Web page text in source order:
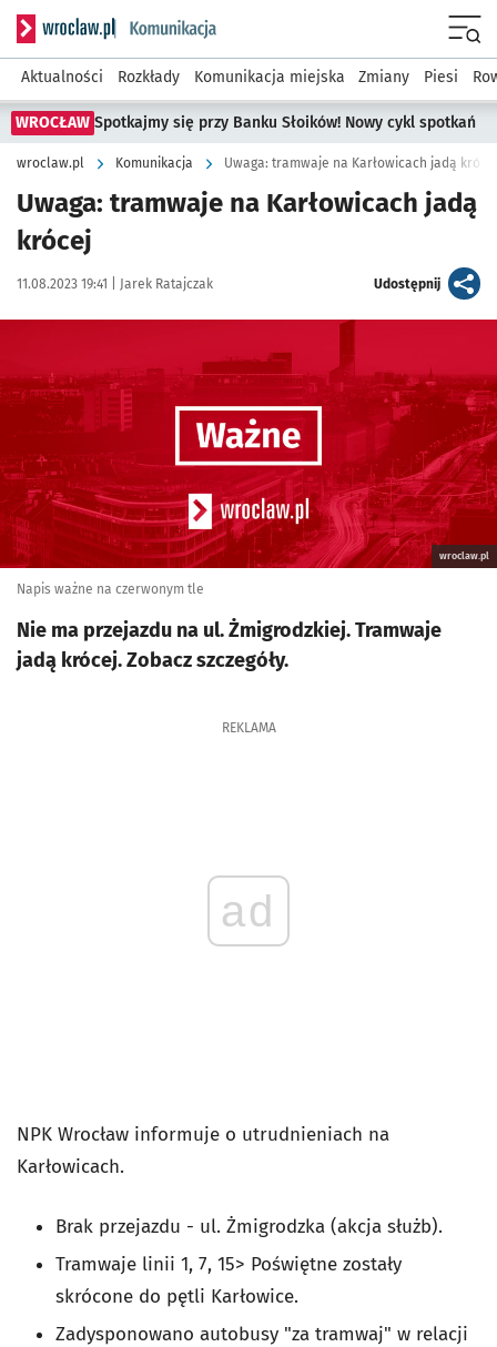
Serwis informacyjny wroclaw.pl podserwis: Komunikacja
Aktualności Rozkłady Komunikacja miejska Zmiany Piesi
WROCŁAW Spotkajmy się przy Banku Słoików! Nowy cykl spotkań
wroclaw.pl Komunikacja Uwaga: tramwaje na Karłowicach jadą krócej
Uwaga: tramwaje na Karłowicach jadą
krócej
Data publikacji:
11.08.2023 19:41 | Autor:
Jarek Ratajczak Udostępnijartykuł
wroclaw.pl
Napis ważne na czerwonym tle
Nie ma przejazdu na ul. Żmigrodzkiej. Tramwaje
jadą krócej. Zobacz szczegóły.
REKLAMA
ad
NPK Wrocław informuje o utrudnieniach na
Karłowicach.
Brak przejazdu - ul. Żmigrodzka (akcja służb).
Tramwaje linii 1, 7, 15> Poświętne zostały
skrócone do pętli Karłowice.
Zadysponowano autobusy "za tramwaj" w relacji